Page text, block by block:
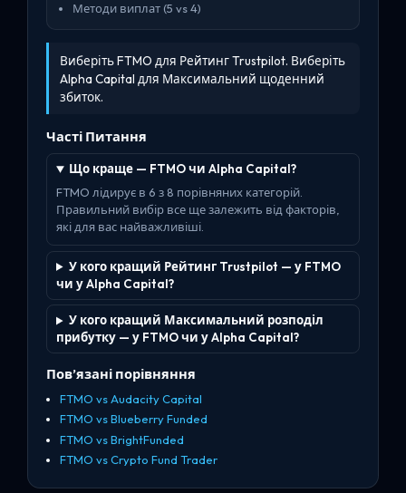
Методи виплат (5 vs 4)
Виберіть FTMO для Рейтинг Trustpilot. Виберіть
Alpha Capital для Максимальний щоденний
збиток.
Часті Питання
Що краще — FTMO чи Alpha Capital?
FTMO лідирує в 6 з 8 порівняних категорій.
Правильний вибір все ще залежить від факторів,
які для вас найважливіші.
У кого кращий Рейтинг Trustpilot — у FTMO
чи у Alpha Capital?
У кого кращий Максимальний розподіл
прибутку — у FTMO чи у Alpha Capital?
Пов’язані порівняння
FTMO vs Audacity Capital
FTMO vs Blueberry Funded
FTMO vs BrightFunded
FTMO vs Crypto Fund Trader